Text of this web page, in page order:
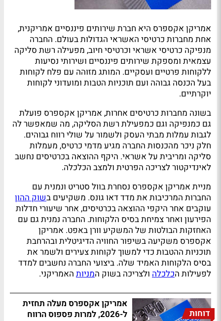
אמריקן אקספרס היא חברת שירותים פיננסיים אמריקנית,
אחת מחברות כרטיסי האשראי הגדולות בעולם. החברה
מנפיקה כרטיסי אשראי וכרטיסי חיוב, מפעילה רשת סליקה
עצמאית ומספקת שירותים פיננסיים ושירותי נסיעות
ללקוחות פרטיים ועסקיים. המותג מזוהה עם פלח לקוחות
בעל הכנסה גבוהה ועם תוכניות הטבות ומועדוני לקוחות
יוקרתיים.
בשונה מחברות כרטיסים אחרות, אמריקן אקספרס פועלת
גם כמנפיקה וגם כמפעילת רשת הסליקה, מה שמאפשר לה
לגבות עמלות מבתי העסק ולשמור על שולי רווח גבוהים.
חלק ניכר מהכנסות החברה מגיע מדמי כרטיס, מעמלות
סליקה ומריבית על אשראי. היקף ההוצאה בכרטיסים נחשב
לאינדיקטור לצריכה הפרטית ולמצב הכלכלה.
מניית אמריקן אקספרס נסחרת בוול סטריט ונמנית עם
החברות המרכיבות את מדד דאו גונס. משקיעים בשוק ההון
עוקבים אחר היקפי ההוצאה בכרטיסים, אחר שיעורי חדלות
הפירעון ואחר צמיחת בסיס הלקוחות. החברה נמנית גם עם
האחזקות הבולטות של המשקיע וורן באפט. אמריקן
אקספרס משקיעה בשיפור החוויה הדיגיטלית ובהרחבת
תוכניות ההטבות כדי למשוך לקוחות צעירים ולשמר את
בסיס הלקוחות האמיד שלה. ביצועי החברה נחשבים למדד
לפעילות הכלכלה ולצריכה בשוק המניות האמריקני.
דוחות
אמריקן אקספרס מעלה תחזית
ל-2026, למרות פספוס הרווח